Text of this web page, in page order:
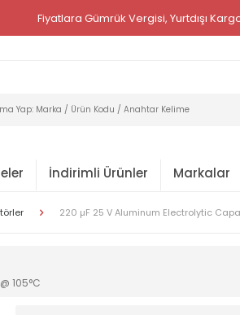
Fiyatlara Gümrük Vergisi, Yurtdışı
İndirimli Ürünler Markalar
220 µF 25 V Aluminum Electrolytic
105°C